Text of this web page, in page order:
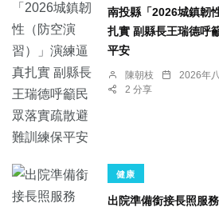
南投縣「2026城鎮韌
扎實 副縣長王瑞德呼
平安
陳朝枝 2026年
2 分享
健康
出院準備銜接長照服務